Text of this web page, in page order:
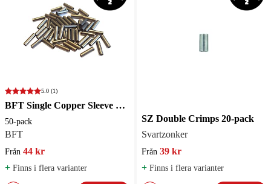
5.0 (1)
BFT Single Copper Sleeve 0,8 mm
50-pack
BFT
Från 44 kr
+ Finns i flera varianter
SZ Double Crimps 20-pack
Svartzonker
Från 39 kr
+ Finns i flera varianter